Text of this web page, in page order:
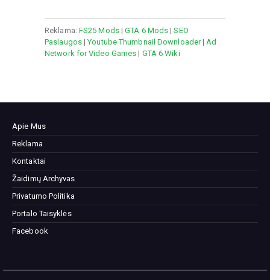
Reklama: FS25 Mods|GTA 6 Mods |SEO
Paslaugos|Youtube Thumbnail Downloader|Ad
Network for Video Games | GTA 6 Wiki
Apie Mus
Reklama
Kontaktai
Žaidimų Archyvas
Privatumo Politika
Portalo Taisyklės
Facebook